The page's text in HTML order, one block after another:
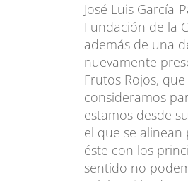
José Luis García-
Fundación de la
además de una
nuevamente
Frutos Rojos,
consideramos
estamos desde
el que se
éste con los
sentido no